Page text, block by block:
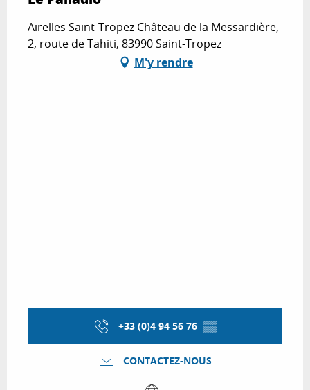
Airelles Saint-Tropez Château de la Messardière,
2, route de Tahiti, 83990 Saint-Tropez
M'y rendre
+33 (0)4 94 56 76 ▒▒
CONTACTEZ-NOUS